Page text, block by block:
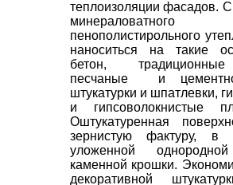
теплоизоляции фасадов.
пенополистирольного
наноситься на такие
бетон,
песчаные и цементно-
штукатурки и шпатлевки,
и гипсоволокнистые
Оштукатуренная
зернистую фактуру, в
уложенной
каменной крошки.
декоративной